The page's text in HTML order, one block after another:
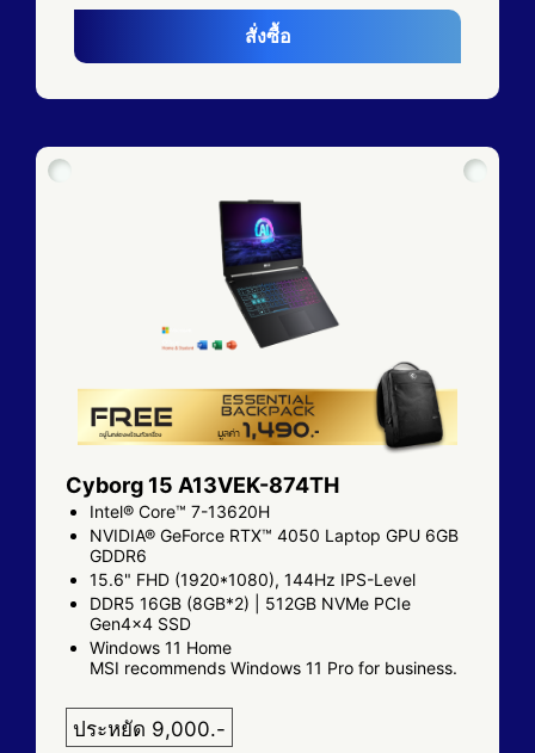
สั่งซื้อ
Cyborg 15 A13VEK-874TH
Intel® Core™ 7-13620H
NVIDIA® GeForce RTX™ 4050 Laptop GPU 6GB
GDDR6
15.6" FHD (1920*1080), 144Hz IPS-Level
DDR5 16GB (8GB*2) | 512GB NVMe PCIe
Gen4x4 SSD
Windows 11 Home
MSI recommends Windows 11 Pro for business.
ประหยัด 9,000.-